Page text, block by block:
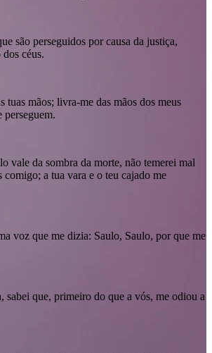
são perseguidos por causa da justiça,
céus.
tuas mãos; livra-me das mãos dos meus
perseguem.
vale da sombra da morte, não temerei mal
comigo; a tua vara e o teu cajado me
voz que me dizia: Saulo, Saulo, por que me
sabei que, primeiro do que a vós, me odiou a